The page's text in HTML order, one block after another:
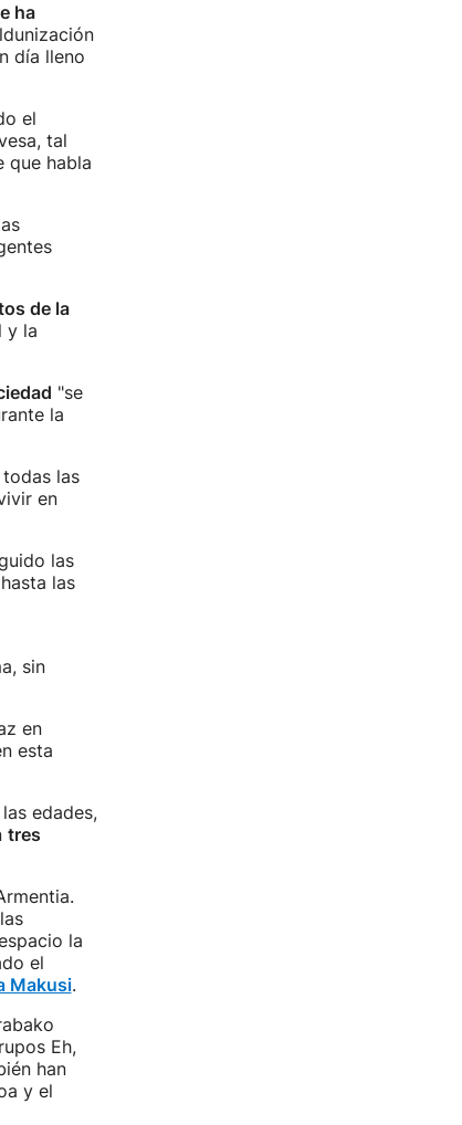
ha
día lleno
el
tal
que habla
de la
y la
"se
la
las
en
las
las
sin
en
esta
edades,
tres
la
el
Makusi.
Eh,
han
y el